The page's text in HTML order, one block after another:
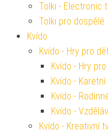
Tolki - Electronic
Tolki pro dospělé
Kvído
Kvído - Hry pro
Kvído - Hry
Kvído -
Kvído -
Kvído -
Kvído - Kreativní